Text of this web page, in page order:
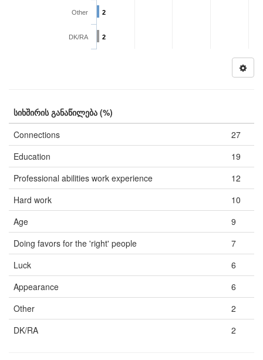
2
2
Other
DK/RA
სიხშირის განაწილება (%)
Connections
27
Education
19
Professional abilities work experience
12
Hard work
10
Age
9
Doing favors for the 'right' people
7
Luck
6
Appearance
6
Other
2
DK/RA
2